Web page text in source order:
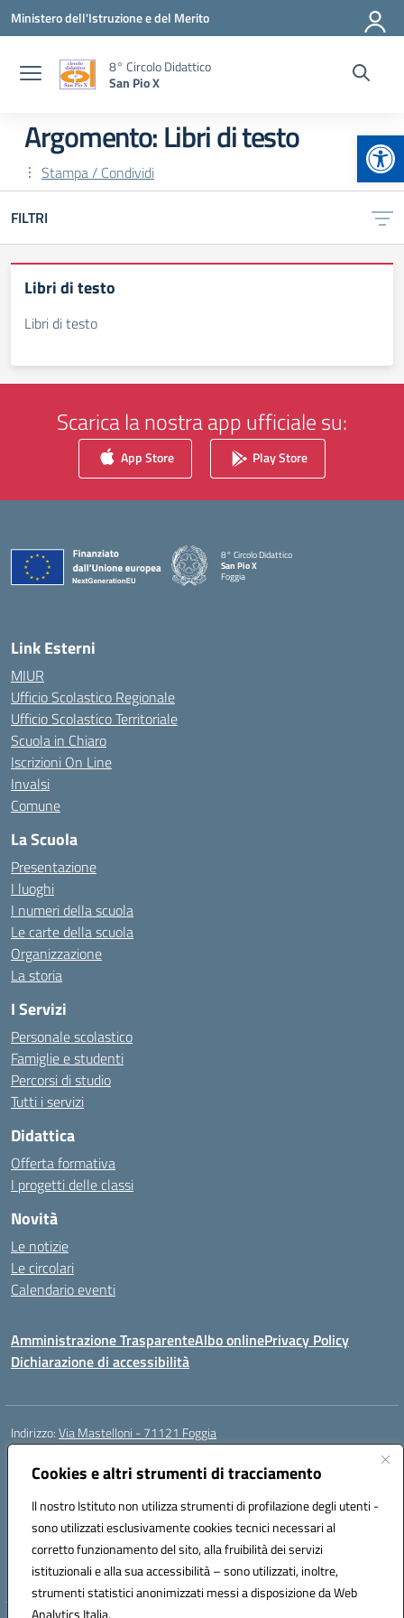
Cookies e altri strumenti di tracciamento
Il nostro Istituto non utilizza strumenti di profilazione degli utenti -
sono utilizzati esclusivamente cookies tecnici necessari al
corretto funzionamento del sito, alla fruibilità dei servizi
istituzionali e alla sua accessibilità – sono utilizzati, inoltre,
strumenti statistici anonimizzati messi a disposizione da Web
Analytics Italia.
Vai ai contenuti
Vai al menu di navigazione
Vai al footer
Ministero dell'Istruzione e del Merito
8° Circolo Didattico
San Pio X
Argomento: Libri di testo
Stampa / Condividi
FILTRI
Libri di testo
Libri di testo
Scarica la nostra app ufficiale su:
App Store Play Store
8° Circolo Didattico
San Pio X
Foggia
— Visita la pagina iniziale della scuola
Link Esterni
MIUR
Ufficio Scolastico Regionale
Ufficio Scolastico Territoriale
Scuola in Chiaro
Iscrizioni On Line
Invalsi
Comune
La Scuola
Presentazione
I luoghi
I numeri della scuola
Le carte della scuola
Organizzazione
La storia
I Servizi
Personale scolastico
Famiglie e studenti
Percorsi di studio
Tutti i servizi
Didattica
Offerta formativa
I progetti delle classi
Novità
Le notizie
Le circolari
Calendario eventi
Amministrazione TrasparenteAlbo onlinePrivacy Policy
Dichiarazione di accessibilità
Indirizzo:Via Mastelloni - 71121 Foggia
Centralino:
Posta elettronica certificata (PEC):fgic885004@pec.istruzione.it
Codice fiscale: 94118760712
Codice meccanografico:FGEE00800R
Codice Indice delle Pubbliche Amministrazioni (IPA): istsc_fgee00800r
Codice unico di fatturazione (CUF): UFEQ55